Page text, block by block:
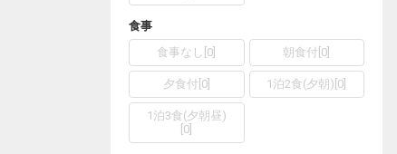
食事
食事なし 0 朝食付 0
夕食付 0] 1泊2食(夕朝) 0
1泊3食(夕朝昼)
0